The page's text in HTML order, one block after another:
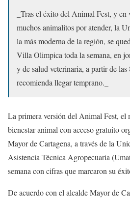
_Tras el éxito del Animal Fest, y en
muchos animalitos por atender, la
la más moderna de la región, se
Villa Olimpica toda la semana, en
y de salud veterinaria, a partir de las
recomienda llegar temprano._
La primera versión del Animal Fest, el
bienestar animal con acceso gratuito
Mayor de Cartagena, a través de la
Asistencia Técnica Agropecuaria
semana con cifras que marcaron su
De acuerdo con el alcalde Mayor de